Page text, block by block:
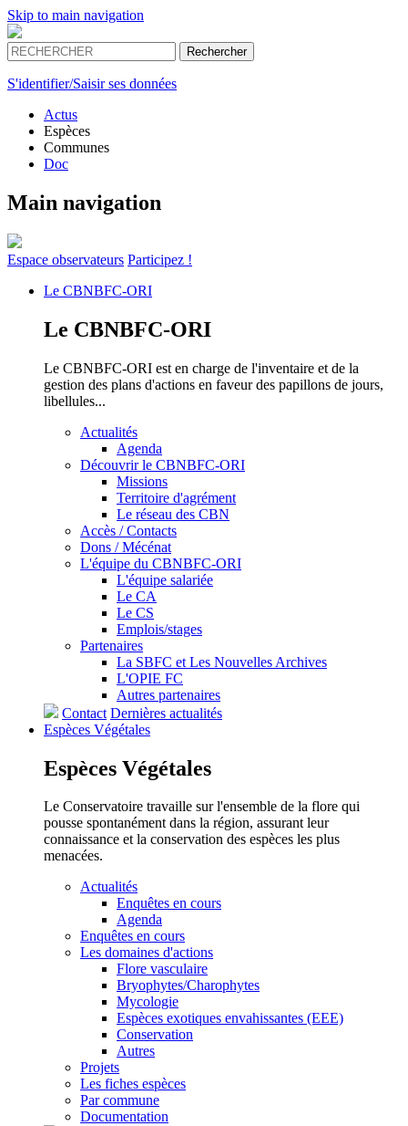
Skip to main navigation
S'identifier/Saisir ses données
Actus
Espèces
Communes
Doc
Main navigation
Espace observateurs Participez !
Le CBNBFC-ORI
Le CBNBFC-ORI
Le CBNBFC-ORI est en charge de l'inventaire et de la
gestion des plans d'actions en faveur des papillons de jours,
libellules...
Actualités
Agenda
Découvrir le CBNBFC-ORI
Missions
Territoire d'agrément
Le réseau des CBN
Accès / Contacts
Dons / Mécénat
L'équipe du CBNBFC-ORI
L'équipe salariée
Le CA
Le CS
Emplois/stages
Partenaires
La SBFC et Les Nouvelles Archives
L'OPIE FC
Autres partenaires
Contact Dernières actualités
Espèces Végétales
Espèces Végétales
Le Conservatoire travaille sur l'ensemble de la flore qui
pousse spontanément dans la région, assurant leur
connaissance et la conservation des espèces les plus
menacées.
Actualités
Enquêtes en cours
Agenda
Enquêtes en cours
Les domaines d'actions
Flore vasculaire
Bryophytes/Charophytes
Mycologie
Espèces exotiques envahissantes (EEE)
Conservation
Autres
Projets
Les fiches espèces
Par commune
Documentation